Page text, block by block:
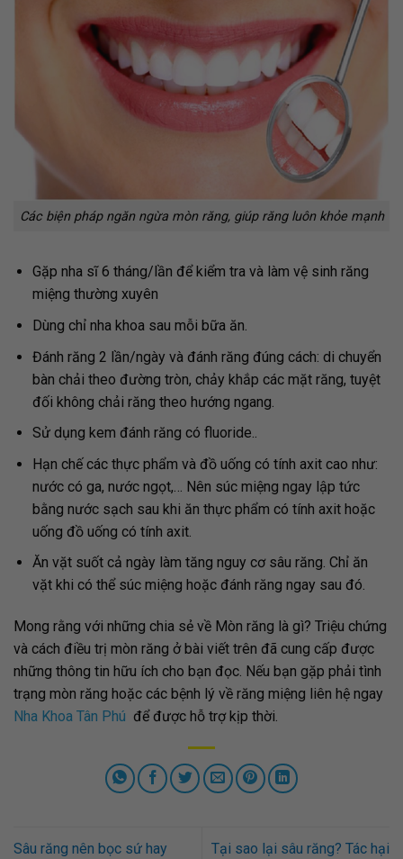
Các biện pháp ngăn ngừa mòn răng, giúp răng luôn khỏe mạnh
Gặp nha sĩ 6 tháng/lần để kiểm tra và làm vệ sinh răng
miệng thường xuyên
Dùng chỉ nha khoa sau mỗi bữa ăn.
Đánh răng 2 lần/ngày và đánh răng đúng cách: di chuyển
bàn chải theo đường tròn, chảy khắp các mặt răng, tuyệt
đối không chải răng theo hướng ngang.
Sử dụng kem đánh răng có fluoride..
Hạn chế các thực phẩm và đồ uống có tính axit cao như:
nước có ga, nước ngọt,… Nên súc miệng ngay lập tức
bằng nước sạch sau khi ăn thực phẩm có tính axit hoặc
uống đồ uống có tính axit.
Ăn vặt suốt cả ngày làm tăng nguy cơ sâu răng. Chỉ ăn
vặt khi có thể súc miệng hoặc đánh răng ngay sau đó.
Mong rằng với những chia sẻ về Mòn răng là gì? Triệu chứng
và cách điều trị mòn răng ở bài viết trên đã cung cấp được
những thông tin hữu ích cho bạn đọc. Nếu bạn gặp phải tình
trạng mòn răng hoặc các bệnh lý về răng miệng liên hệ ngay
Nha Khoa Tân Phú để được hỗ trợ kịp thời.
Sâu răng nên bọc sứ hay
Tại sao lại sâu răng? Tác hại